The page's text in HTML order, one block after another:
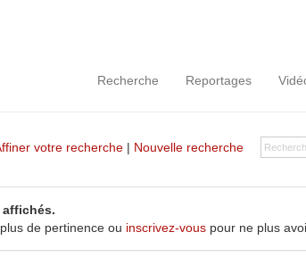
Recherche Reportages
votre recherche | Nouvelle recherche
de pertinence ou inscrivez-vous pour ne plus